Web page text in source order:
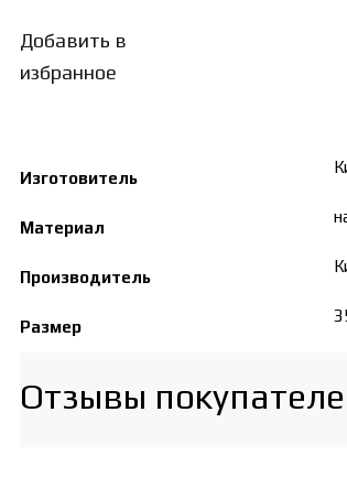
Добавить в
избранное
Изготовитель
Материал
Производитель
Размер
Отзывы